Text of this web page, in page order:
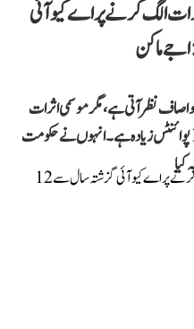
الگ کرنے پر اے کیو آئی
صاف نظر آتی ہے، مگر موسمی اثرات
الگ کرنے پر اے کیو آئی گزشتہ سال سے 12 پوائنٹس زیادہ ہے۔ انہوں نے حکومت
کیا